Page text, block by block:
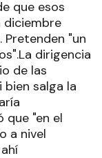
que esos
diciembre
Pretenden "un
dirigencia
de las
bien salga la
que "en el
a nivel